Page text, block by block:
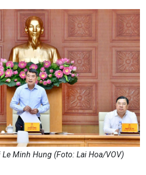
Minh Hung (Foto: Lai Hoa/VOV)